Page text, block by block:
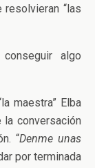
“las
algo
maestra” Elba
la conversación
“Denme unas
por terminada